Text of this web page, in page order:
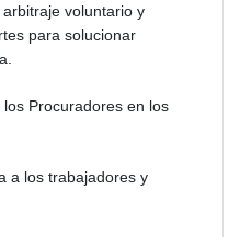
voluntario y
para solucionar
Procuradores en los
a los trabajadores y